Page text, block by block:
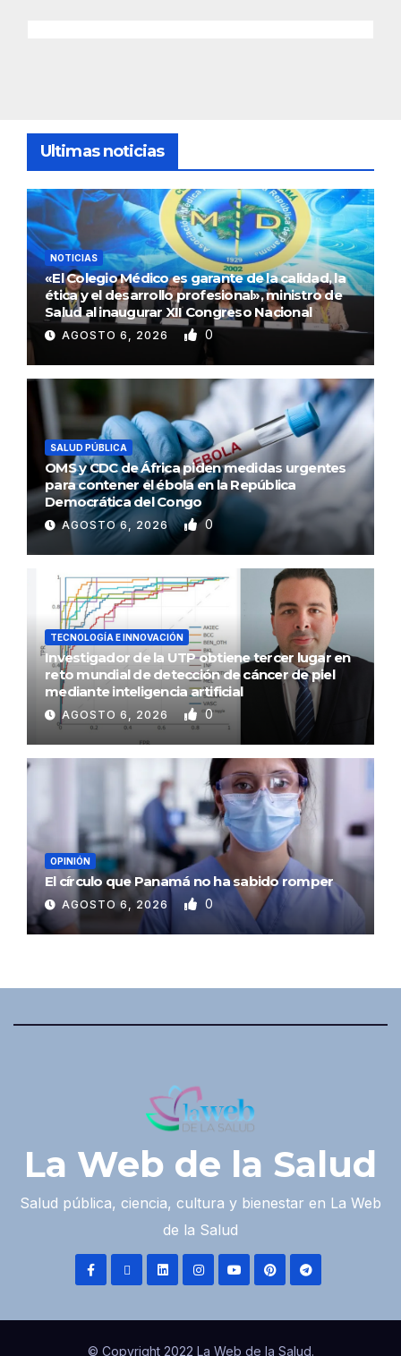
Ultimas noticias
NOTICIAS
«El Colegio Médico es garante de la calidad, la
ética y el desarrollo profesional», ministro de
Salud al inaugurar XII Congreso Nacional
AGOSTO 6, 2026 0
SALUD PÚBLICA
OMS y CDC de África piden medidas urgentes
para contener el ébola en la República
Democrática del Congo
AGOSTO 6, 2026 0
TECNOLOGÍA E INNOVACIÓN
Investigador de la UTP obtiene tercer lugar en
reto mundial de detección de cáncer de piel
mediante inteligencia artificial
AGOSTO 6, 2026 0
OPINIÓN
El círculo que Panamá no ha sabido romper
AGOSTO 6, 2026 0
La Web de la Salud
Salud pública, ciencia, cultura y bienestar en La Web
de la Salud
© Copyright 2022 La Web de la Salud.